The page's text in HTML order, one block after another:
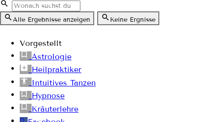
Alle Ergebnisse anzeigen Keine Ergnisse
Vorgestellt
Astrologie
Heilpraktiker
Intuitives Tanzen
Hypnose
Kräuterlehre